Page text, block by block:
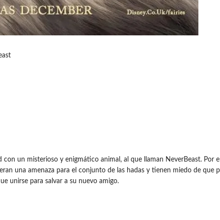
con un misterioso y enigmático animal, al que llaman NeverBeast.
una amenaza para el conjunto de las hadas y tienen miedo de que
unirse para salvar a su nuevo amigo.